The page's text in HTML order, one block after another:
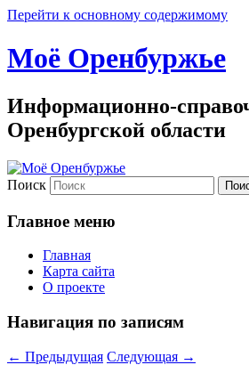
Перейти к основному содержимому
Моё Оренбуржье
Информационно-
Оренбургской области
Поиск
Главное меню
Главная
Карта сайта
О проекте
Навигация по записям
← Предыдущая Следующая →